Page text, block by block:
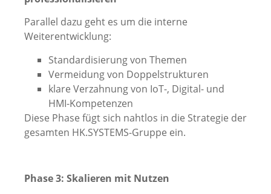
Parallel dazu geht es um die interne
Weiterentwicklung:
Standardisierung von Themen
Vermeidung von Doppelstrukturen
klare Verzahnung von IoT-, Digital- und
HMI-Kompetenzen
Diese Phase fügt sich nahtlos in die Strategie der
gesamten HK.SYSTEMS-Gruppe ein.
Phase 3: Skalieren mit Nutzen